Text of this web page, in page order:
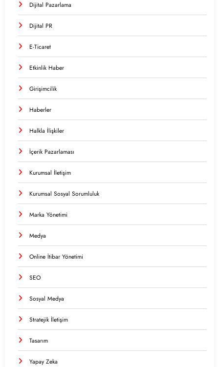
Dijital Pazarlama
Dijital PR
E-Ticaret
Etkinlik Haber
Girişimcilik
Haberler
Halkla İlişkiler
İçerik Pazarlaması
Kurumsal İletişim
Kurumsal Sosyal Sorumluluk
Marka Yönetimi
Medya
Online İtibar Yönetimi
SEO
Sosyal Medya
Stratejik İletişim
Tasarım
Yapay Zeka